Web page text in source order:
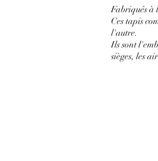
Fabriqués
Ces tapis
l'autre.
Ils sont
sièges, les